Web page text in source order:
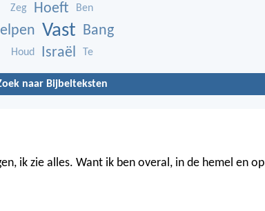
Zeg Hoeft Ben
Vast Bang
Houd Israël Te
naar Bijbelteksten
ik zie alles. Want ik ben overal, in de hemel en op